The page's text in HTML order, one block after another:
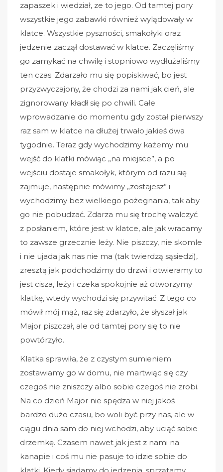
zapaszek i wiedział, ze to jego. Od tamtej pory
wszystkie jego zabawki również wylądowały w
klatce. Wszystkie pyszności, smakołyki oraz
jedzenie zaczął dostawać w klatce. Zaczęliśmy
go zamykać na chwilę i stopniowo wydłużaliśmy
ten czas. Zdarzało mu się popiskiwać, bo jest
przyzwyczajony, że chodzi za nami jak cień, ale
zignorowany kładł się po chwili. Całe
wprowadzanie do momentu gdy został pierwszy
raz sam w klatce na dłużej trwało jakieś dwa
tygodnie. Teraz gdy wychodzimy każemy mu
wejść do klatki mówiąc „na miejsce”, a po
wejściu dostaje smakołyk, którym od razu się
zajmuje, następnie mówimy „zostajesz” i
wychodzimy bez wielkiego pożegnania, tak aby
go nie pobudzać. Zdarza mu się trochę walczyć
z posłaniem, które jest w klatce, ale jak wracamy
to zawsze grzecznie leży. Nie piszczy, nie skomle
i nie ujada jak nas nie ma (tak twierdzą sąsiedzi),
zresztą jak podchodzimy do drzwi i otwieramy to
jest cisza, leży i czeka spokojnie aż otworzymy
klatkę, wtedy wychodzi się przywitać. Z tego co
mówił mój mąż, raz się zdarzyło, że słyszał jak
Major piszczał, ale od tamtej pory się to nie
powtórzyło.
Klatka sprawiła, że z czystym sumieniem
zostawiamy go w domu, nie martwiąc się czy
czegoś nie zniszczy albo sobie czegoś nie zrobi.
Na co dzień Major nie spędza w niej jakoś
bardzo dużo czasu, bo woli być przy nas, ale w
ciągu dnia sam do niej wchodzi, aby uciąć sobie
drzemkę. Czasem nawet jak jest z nami na
kanapie i coś mu nie pasuje to idzie sobie do